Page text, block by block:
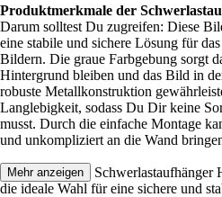
Produktmerkmale der
Darum solltest Du zugreifen: Diese
eine stabile und sichere Lösung für
Bildern. Die graue Farbgebung sorgt
Hintergrund bleiben und das Bild in
robuste Metallkonstruktion
Langlebigkeit, sodass Du Dir keine
musst. Durch die einfache Montage
und unkompliziert an die Wand
Festgezurrt: Die
die ideale Wahl für eine sichere und
Mehr anzeigen